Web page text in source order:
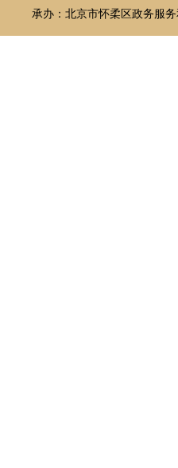
承办：北京市怀柔区政务服